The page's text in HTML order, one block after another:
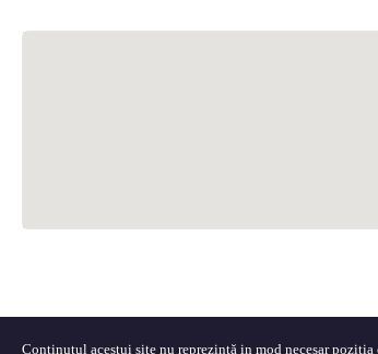
Conținutul acestui site nu reprezintă in mod necesar